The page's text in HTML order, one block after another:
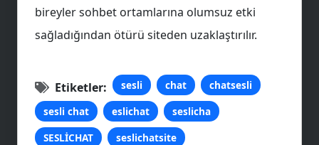
bireyler sohbet ortamlarına olumsuz etki
sağladığından ötürü siteden uzaklaştırılır.
Etiketler: sesli chat
chatsesli
sesli chat
eslichat
seslicha
SESLİCHAT
seslichatsite